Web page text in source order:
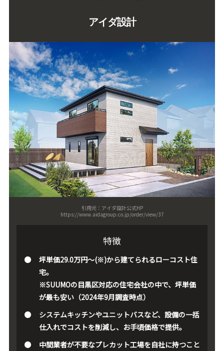
アイダ設計
引用元：アイダ設計公式HP
https://www.aidagroup.co.jp/order/view/37
特徴
坪単価29.0万円～(※)から建てられるローコスト住
宅。
※SUUMOの目黒区対応の住宅会社の中で、坪単価
が最も安い（2024年9月調査時点）
システムキッチンやユニットバスなど、設備の一括
仕入れでコストを削減し、お手頃価格で提供。
中間業者が不要なプレカット工場を自社に持つこと